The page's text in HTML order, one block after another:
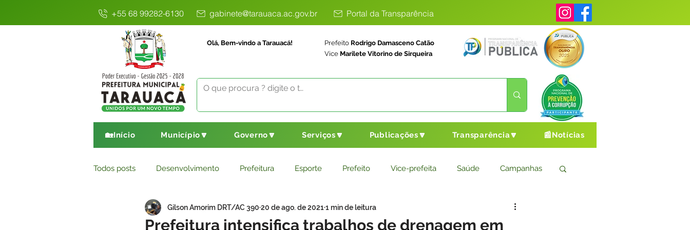
+55 68 99282-6130 gabinete@tarauaca.ac.gov.br Portal da Transparência
Olá, Bem-vindo a Tarauacá! Prefeito Rodrigo Damasceno Catão
Vice Marilete Vitorino de Sirqueira
🏡Início Município🔽 Governo🔽 Serviços🔽 Publicações🔽 Transparência🔽 📰Notícias
Todos posts Desenvolvimento Prefeitura Esporte Prefeito Vice-prefeita Saúde Campanhas
Comunicado Educação Saneamento Básico Agricultura Cultura e Esporte
Prefeitura intensifica trabalhos de drenagem em
Gilson Amorim DRT/AC 390 20 de ago. de 20211 min de leitura